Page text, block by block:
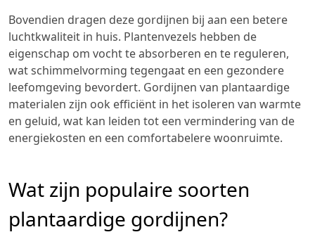
Bovendien dragen deze gordijnen bij aan een betere
luchtkwaliteit in huis. Plantenvezels hebben de
eigenschap om vocht te absorberen en te reguleren,
wat schimmelvorming tegengaat en een gezondere
leefomgeving bevordert. Gordijnen van plantaardige
materialen zijn ook efficiënt in het isoleren van warmte
en geluid, wat kan leiden tot een vermindering van de
energiekosten en een comfortabelere woonruimte.
Wat zijn populaire soorten
plantaardige gordijnen?